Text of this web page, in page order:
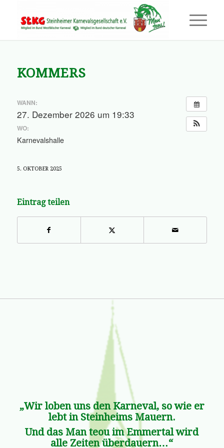
KOMMERS
WANN:
27. Dezember 2026 um 19:33
WO:
Karnevalshalle
5. OKTOBER 2025
Eintrag teilen
„Wir loben uns den Karneval, so wie er
lebt in Steinheims Mauern.
Und das Man teou im Emmertal wird
alle Zeiten überdauern…“